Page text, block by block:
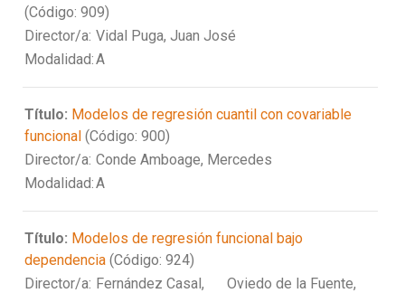
(Código: 909)
Director/a: Vidal Puga, Juan José
Modalidad:A
Título: Modelos de regresión cuantil con covariable
funcional (Código: 900)
Director/a: Conde Amboage, Mercedes
Modalidad:A
Título: Modelos de regresión funcional bajo
dependencia (Código: 924)
Director/a: Fernández Casal,
Oviedo de la Fuente,